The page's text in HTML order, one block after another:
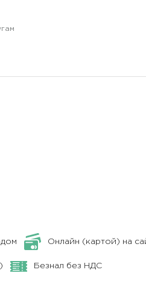
Онлайн (картой) на
Безнал без НДС